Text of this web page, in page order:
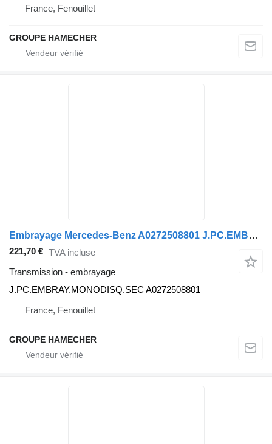
France, Fenouillet
GROUPE HAMECHER
Embrayage Mercedes-Benz A0272508801 J.PC.EMBRAY.MONODISQ.SEC A0272508801 pour camion
221,70 € TVA incluse
Transmission - embrayage
J.PC.EMBRAY.MONODISQ.SEC A0272508801
France, Fenouillet
GROUPE HAMECHER